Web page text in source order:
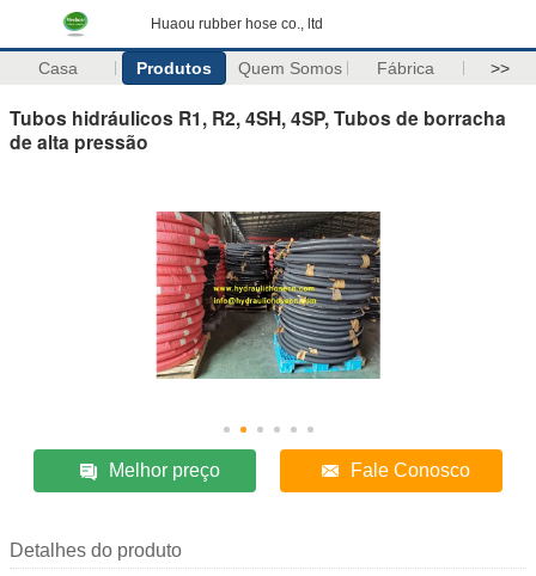
Huaou rubber hose co., ltd
Casa Produtos Quem Somos Fábrica >>
Tubos hidráulicos R1, R2, 4SH, 4SP, Tubos de borracha
de alta pressão
Melhor preço Fale Conosco
Detalhes do produto